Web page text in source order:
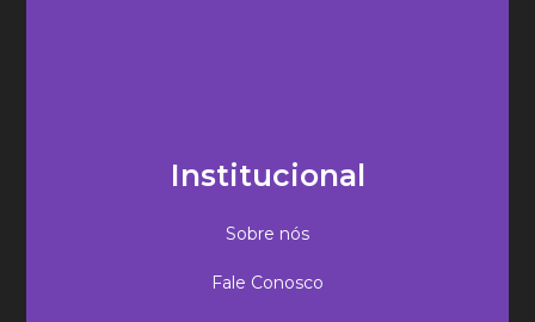
Institucional
Sobre nós
Fale Conosco